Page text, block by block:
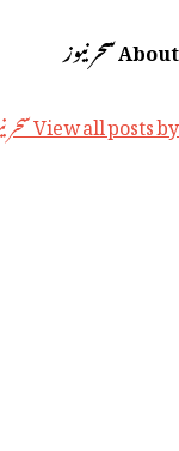
About سحر نیوز
View all posts by سحر نیوز →